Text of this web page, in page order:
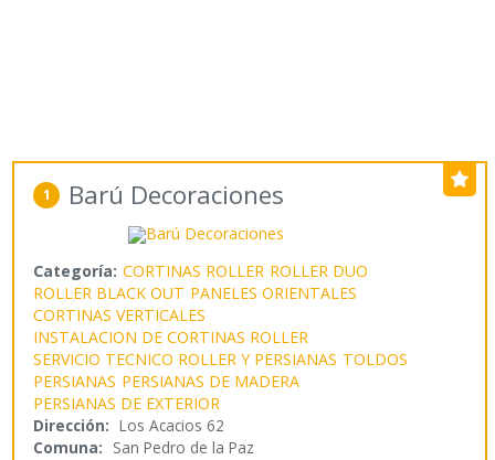
1 Barú Decoraciones
Categoría: CORTINAS ROLLER ROLLER DUO
ROLLER BLACK OUT PANELES ORIENTALES
CORTINAS VERTICALES
INSTALACION DE CORTINAS ROLLER
SERVICIO TECNICO ROLLER Y PERSIANAS TOLDOS
PERSIANAS PERSIANAS DE MADERA
PERSIANAS DE EXTERIOR
Dirección: Los Acacios 62
Comuna: San Pedro de la Paz